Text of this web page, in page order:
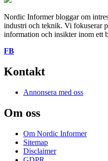
Nordic Informer bloggar om
industri och teknik. Vi fokuserar
information och insikter inom ett
FB
Kontakt
Annonsera med oss
Om oss
Om Nordic Informer
Sitemap
Disclaimer